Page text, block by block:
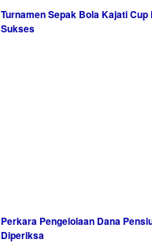
Turnamen Sepak Bola Kajati Cup
Sukses
Perkara Pengelolaan Dana
Diperiksa